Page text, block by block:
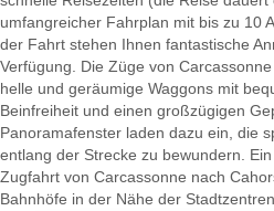
umfangreicher Fahrplan mit bis zu 10
der Fahrt stehen Ihnen fantastische
Verfügung. Die Züge von
helle und geräumige Waggons mit
Beinfreiheit und einen großzügigen
Panoramafenster laden dazu ein, die
entlang der Strecke zu bewundern.
Zugfahrt von Carcassonne nach
Bahnhöfe in der Nähe der